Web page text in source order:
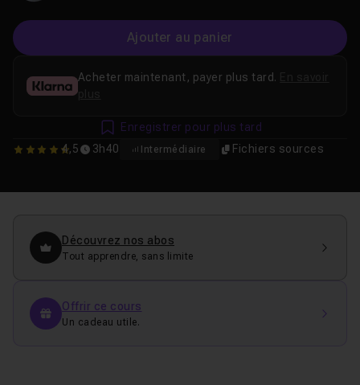
Ajouter au panier
4.5 4,5 3h40 Intermédiaire Fichiers sources
Acheter maintenant, payer plus tard.
plus
Enregistrer pour plus tard
Découvrez nos abos
Tout apprendre, sans limite
Offrir ce cours
Un cadeau utile.